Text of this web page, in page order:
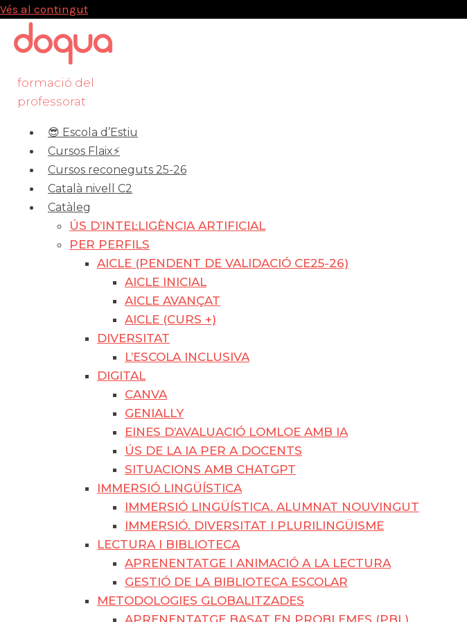
Vés al contingut
formació del
professorat
😎 Escola d’Estiu
Cursos Flaix⚡️
Cursos reconeguts 25-26
Català nivell C2
Catàleg
ÚS D’INTEL·LIGÈNCIA ARTIFICIAL
PER PERFILS
AICLE (PENDENT DE VALIDACIÓ CE25-26)
AICLE INICIAL
AICLE AVANÇAT
AICLE (CURS +)
DIVERSITAT
L’ESCOLA INCLUSIVA
DIGITAL
CANVA
GENIALLY
EINES D’AVALUACIÓ LOMLOE AMB IA
ÚS DE LA IA PER A DOCENTS
SITUACIONS AMB CHATGPT
IMMERSIÓ LINGÜÍSTICA
IMMERSIÓ LINGÜÍSTICA. ALUMNAT NOUVINGUT
IMMERSIÓ. DIVERSITAT I PLURILINGÜISME
LECTURA I BIBLIOTECA
APRENENTATGE I ANIMACIÓ A LA LECTURA
GESTIÓ DE LA BIBLIOTECA ESCOLAR
METODOLOGIES GLOBALITZADES
APRENENTATGE BASAT EN PROBLEMES (PBL)